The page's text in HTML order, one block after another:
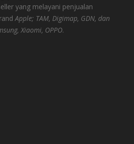
yang melayani penjualan
Apple; TAM, Digimap, GDN, dan
Xiaomi, OPPO.